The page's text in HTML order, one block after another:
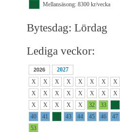
M1
Mellansäsong: 8300 kr/vecka
Bytesdag: Lördag
Lediga veckor:
2026
2027
X
X X X X X X X
X
X X X X X X X
X
X X X X 32 33 34
40
41 42 43 44 45 46 47
53